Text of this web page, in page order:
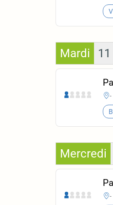
Mardi
-
Mercredi
-